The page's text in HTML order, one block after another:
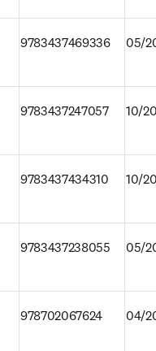
9783437469336 05/
9783437247057 10/
9783437434310 10/
9783437238055 05/
978702067624 04/